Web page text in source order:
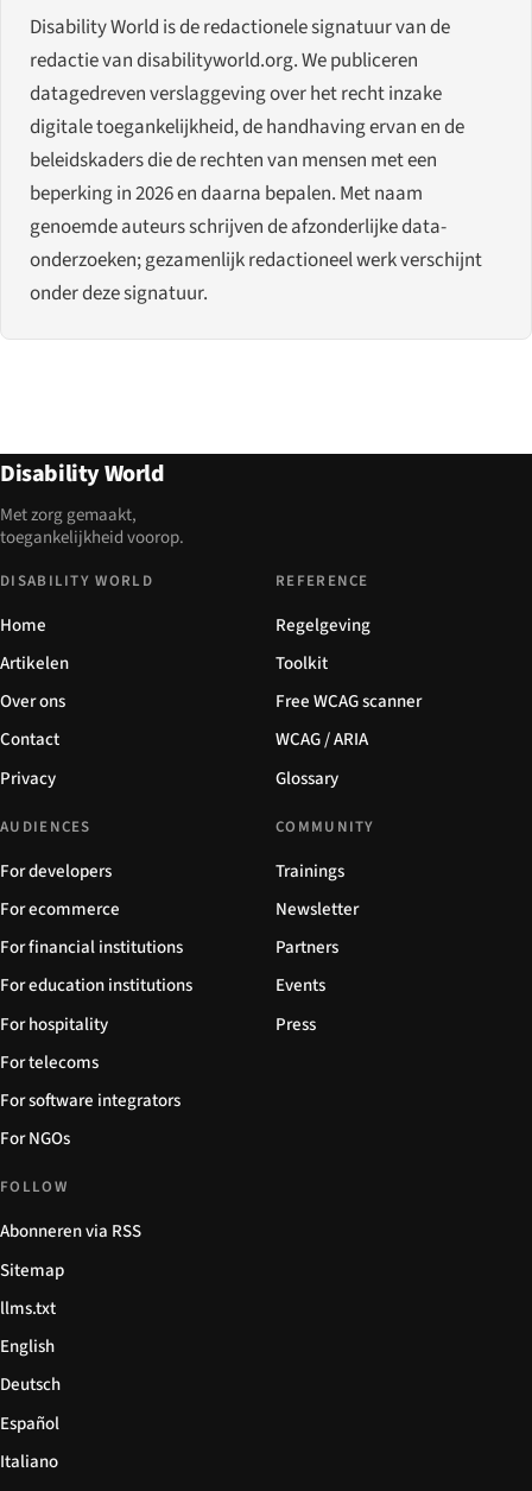
Disability World is de redactionele signatuur van de
redactie van disabilityworld.org. We publiceren
datagedreven verslaggeving over het recht inzake
digitale toegankelijkheid, de handhaving ervan en de
beleidskaders die de rechten van mensen met een
beperking in 2026 en daarna bepalen. Met naam
genoemde auteurs schrijven de afzonderlijke data-
onderzoeken; gezamenlijk redactioneel werk verschijnt
onder deze signatuur.
Disability World
Met zorg gemaakt,
toegankelijkheid voorop.
DISABILITY WORLD
Home
Artikelen
Over ons
Contact
Privacy
REFERENCE
Regelgeving
Toolkit
Free WCAG scanner
WCAG / ARIA
Glossary
AUDIENCES
For developers
For ecommerce
For financial institutions
For education institutions
For hospitality
For telecoms
For software integrators
For NGOs
COMMUNITY
Trainings
Newsletter
Partners
Events
Press
FOLLOW
Abonneren via RSS
Sitemap
llms.txt
English
Deutsch
Español
Italiano